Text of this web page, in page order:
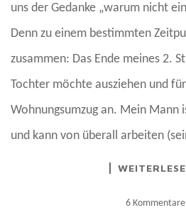
uns der Gedanke „warum nicht
Denn zu einem bestimmten
zusammen: Das Ende meines 2.
Tochter möchte ausziehen und
Wohnungsumzug an. Mein
und kann von überall arbeiten
6 Kommentare